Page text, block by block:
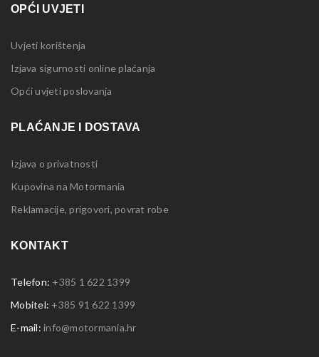
OPĆI UVJETI
Uvjeti korištenja
Izjava sigurnosti online plaćanja
Opći uvjeti poslovanja
PLAĆANJE I DOSTAVA
Izjava o privatnosti
Kupovina na Motormania
Reklamacije, prigovori, povrat robe
KONTAKT
Telefon: +385 1 622 1399
Mobitel: +385 91 622 1399
E-mail: info@motormania.hr